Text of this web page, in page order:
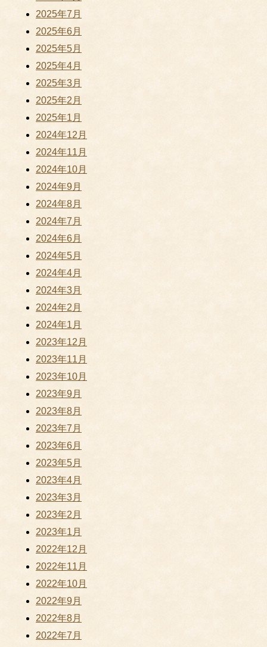
2025年7月
2025年6月
2025年5月
2025年4月
2025年3月
2025年2月
2025年1月
2024年12月
2024年11月
2024年10月
2024年9月
2024年8月
2024年7月
2024年6月
2024年5月
2024年4月
2024年3月
2024年2月
2024年1月
2023年12月
2023年11月
2023年10月
2023年9月
2023年8月
2023年7月
2023年6月
2023年5月
2023年4月
2023年3月
2023年2月
2023年1月
2022年12月
2022年11月
2022年10月
2022年9月
2022年8月
2022年7月